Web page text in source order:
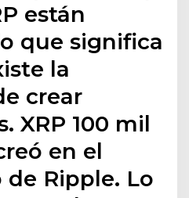
están
que significa
la
crear
XRP 100 mil
en el
Ripple. Lo